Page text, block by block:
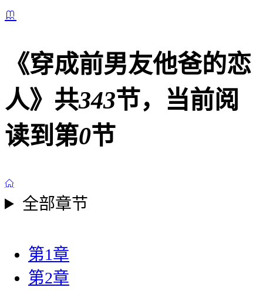

《穿成前男友他爸的恋
人》共343节，当前阅
读到第0节

全部章节
第1章
第2章